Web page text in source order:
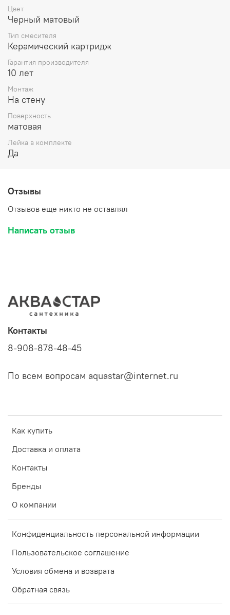
Цвет
Черный матовый
Тип смесителя
Керамический картридж
Гарантия производителя
10 лет
Монтаж
На стену
Поверхность
матовая
Лейка в комплекте
Да
Отзывы
Отзывов еще никто не оставлял
Написать отзыв
Как купить
Доставка и оплата
Контакты
Бренды
О компании
Конфиденциальность персональной информации
Пользовательское соглашение
Условия обмена и возврата
Обратная связь
Контакты
8-908-878-48-45
По всем вопросам aquastar@internet.ru